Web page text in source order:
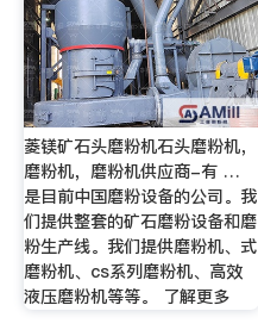
菱镁矿石头磨粉机石头磨粉机，
磨粉机，磨粉机供应商-有 …
是目前中国磨粉设备的公司。我
们提供整套的矿石磨粉设备和磨
粉生产线。我们提供磨粉机、式
磨粉机、cs系列磨粉机、高效
液压磨粉机等等。 了解更多